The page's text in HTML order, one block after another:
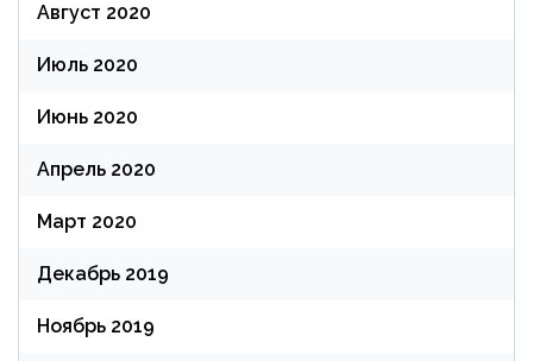
Август 2020
Июль 2020
Июнь 2020
Апрель 2020
Март 2020
Декабрь 2019
Ноябрь 2019